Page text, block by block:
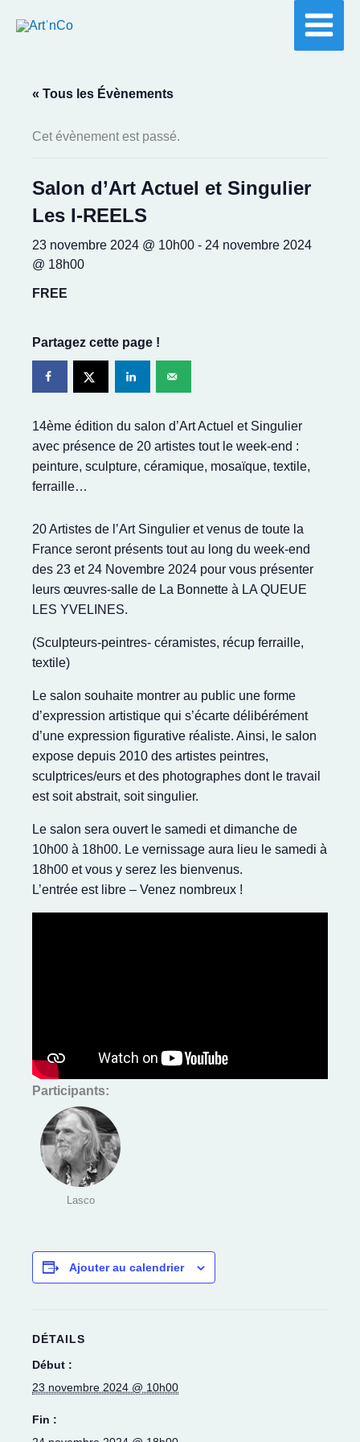
« Tous les Évènements
Cet évènement est passé.
Salon d’Art Actuel et Singulier
Les I-REELS
23 novembre 2024 @ 10h00 - 24 novembre 2024
@ 18h00
FREE
Partagez cette page !
14ème édition du salon d’Art Actuel et Singulier
avec présence de 20 artistes tout le week-end :
peinture, sculpture, céramique, mosaïque, textile,
ferraille…
20 Artistes de l’Art Singulier et venus de toute la
France seront présents tout au long du week-end
des 23 et 24 Novembre 2024 pour vous présenter
leurs œuvres-salle de La Bonnette à LA QUEUE
LES YVELINES.
(Sculpteurs-peintres- céramistes, récup ferraille,
textile)
Le salon souhaite montrer au public une forme
d’expression artistique qui s’écarte délibérément
d’une expression figurative réaliste. Ainsi, le salon
expose depuis 2010 des artistes peintres,
sculptrices/eurs et des photographes dont le travail
est soit abstrait, soit singulier.
Le salon sera ouvert le samedi et dimanche de
10h00 à 18h00. Le vernissage aura lieu le samedi à
18h00 et vous y serez les bienvenus.
L’entrée est libre – Venez nombreux !
Participants:
Lasco
Ajouter au calendrier
DÉTAILS
Début :
23 novembre 2024 @ 10h00
Fin :